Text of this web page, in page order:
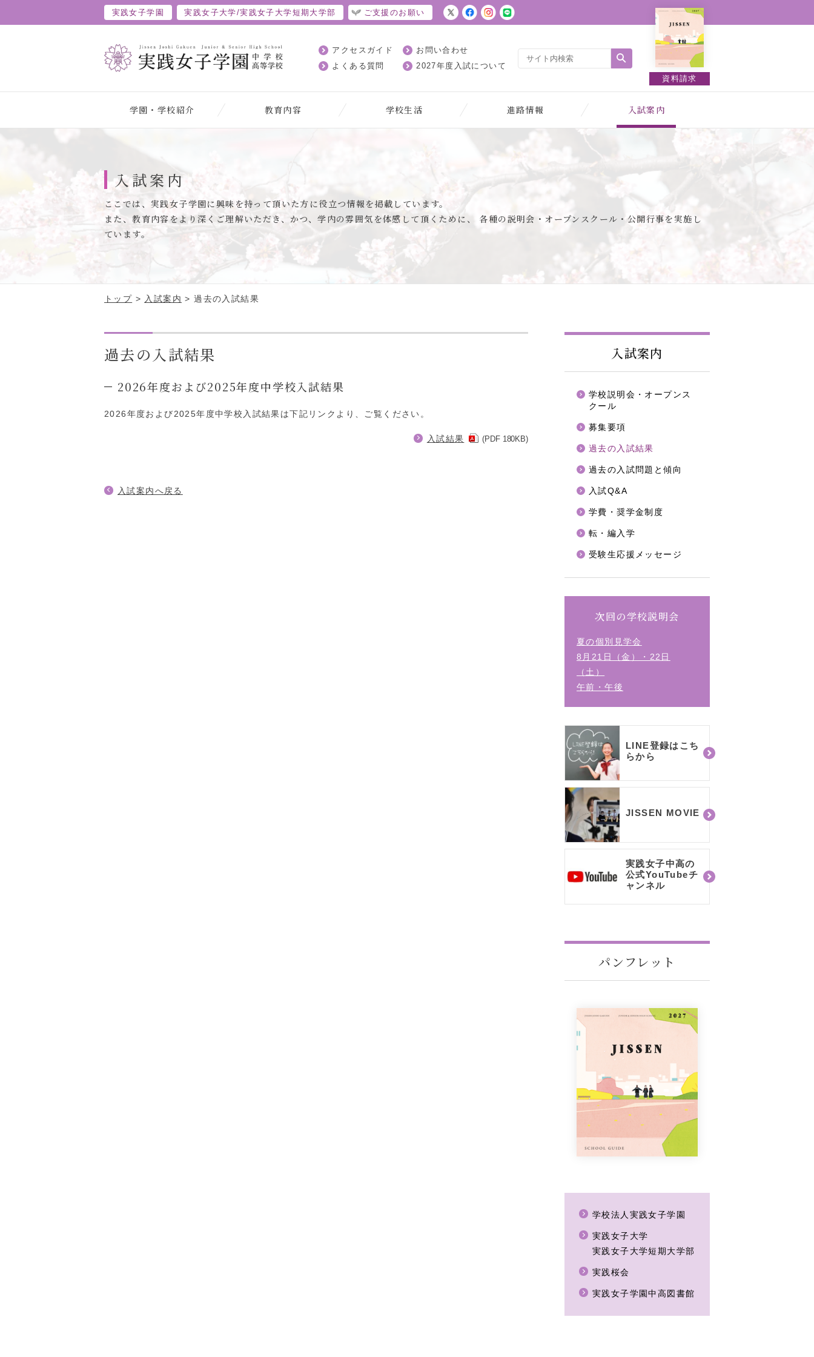
実践女子学園 実践女子大学/実践女子大学短期大学部 ご支援のお願い
アクセスガイド
よくある質問
お問い合わせ
2027年度入試について
資料請求
学園・学校紹介 教育内容 学校生活 進路情報 入試案内
入試案内
ここでは、実践女子学園に興味を持って頂いた方に役立つ情報を掲載しています。
また、教育内容をより深くご理解いただき、かつ、学内の雰囲気を体感して頂くために、 各種の説明会・オープンスクール・公開行事を実施し
ています。
トップ > 入試案内 >過去の入試結果
過去の入試結果
2026年度および2025年度中学校入試結果
2026年度および2025年度中学校入試結果は下記リンクより、ご覧ください。
入試結果 (PDF 180KB)
入試案内へ戻る
入試案内
学校説明会・オープンス
クール
募集要項
過去の入試結果
過去の入試問題と傾向
入試Q&A
学費・奨学金制度
転・編入学
受験生応援メッセージ
次回の学校説明会
夏の個別見学会
8月21日（金）・22日
（土）
午前・午後
LINE登録はこち
らから
JISSEN MOVIE
実践女子中高の
公式YouTubeチ
ャンネル
パンフレット
学校法人実践女子学園
実践女子大学
実践女子大学短期大学部
実践桜会
実践女子学園中高図書館